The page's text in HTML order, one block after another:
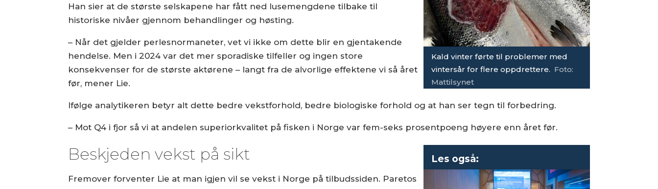
Kald vinter førte til problemer med
vintersår for flere oppdrettere. Foto:
Mattilsynet
Han sier at de største selskapene har fått ned lusemengdene tilbake til
historiske nivåer gjennom behandlinger og høsting.
– Når det gjelder perlesnormaneter, vet vi ikke om dette blir en gjentakende
hendelse. Men i 2024 var det mer sporadiske tilfeller og ingen store
konsekvenser for de største aktørene – langt fra de alvorlige effektene vi så året
før, mener Lie.
Ifølge analytikeren betyr alt dette bedre vekstforhold, bedre biologiske forhold og at han ser tegn til forbedring.
– Mot Q4 i fjor så vi at andelen superiorkvalitet på fisken i Norge var fem-seks prosentpoeng høyere enn året før.
Les også:
Beskjeden vekst på sikt
Fremover forventer Lie at man igjen vil se vekst i Norge på tilbudssiden. Paretos